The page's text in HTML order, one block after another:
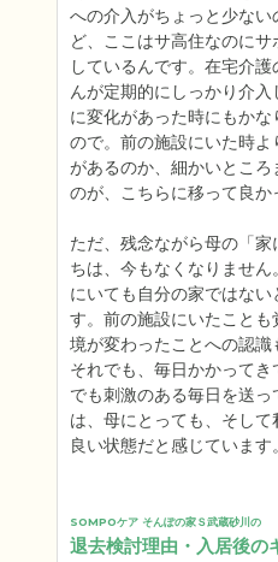
への介入がちょっと少な
ど、ここはサ高住なのに
しているんです。在宅介
んが定期的にしっかり介
に変化があった時にもか
ので。前の施設にいた時
があるのか、細かいとこ
のが、こちらに移って良か
ただ、残念ながら母の「
ちは、今もなくなりませ
にいても自分の家ではな
す。前の施設にいたこと
境が変わったことへの認識
それでも、毎日かかって
でも刺激のある毎日を送
は、母にとっても、そして
良い状態だと感じています。
SOMPOケア そんぽの家Ｓ武蔵砂川の
退去検討理由・入居後の